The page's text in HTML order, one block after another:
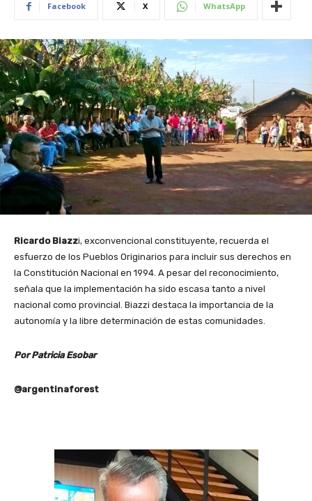
Facebook X WhatsApp
Ricardo Biazzi, exconvencional constituyente, recuerda el
esfuerzo de los Pueblos Originarios para incluir sus derechos en
la Constitución Nacional en 1994. A pesar del reconocimiento,
señala que la implementación ha sido escasa tanto a nivel
nacional como provincial. Biazzi destaca la importancia de la
autonomía y la libre determinación de estas comunidades.
Por Patricia Esobar
@argentinaforest